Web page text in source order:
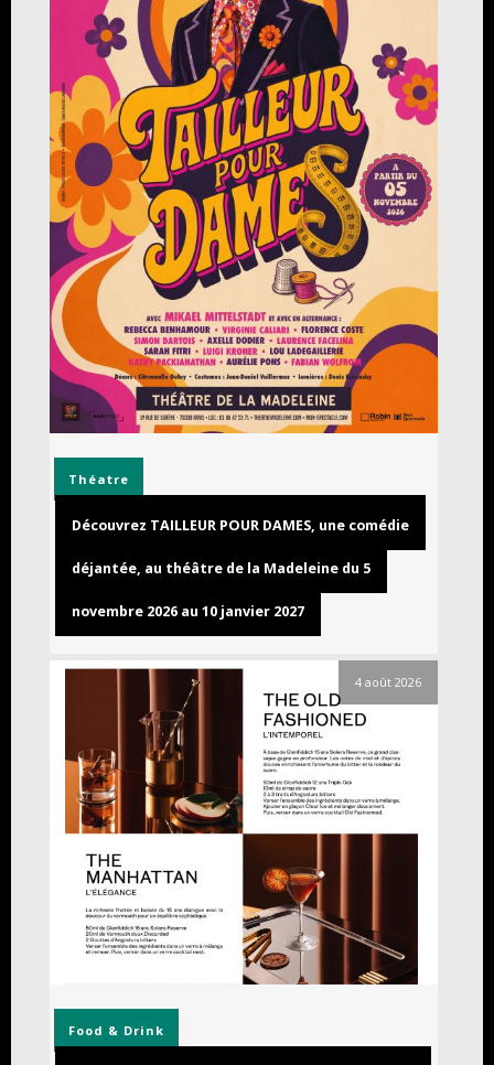
Théatre
Découvrez TAILLEUR POUR DAMES, une comédie
déjantée, au théâtre de la Madeleine du 5
novembre 2026 au 10 janvier 2027
4 août 2026
Food & Drink